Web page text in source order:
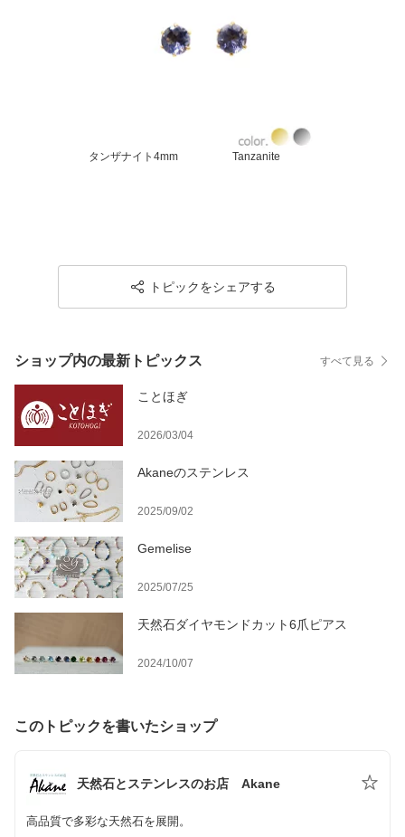
タンザナイト4mm Tanzanite
トピックをシェアする
ショップ内の最新トピックス すべて見る
ことほぎ
2026/03/04
Akaneのステンレス
2025/09/02
Gemelise
2025/07/25
天然石ダイヤモンドカット6爪ピアス
2024/10/07
このトピックを書いたショップ
天然石とステンレスのお店 Akane
高品質で多彩な天然石を展開。